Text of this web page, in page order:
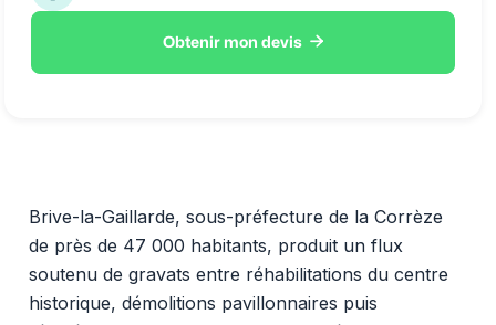
Brive-la-Gaillarde, sous-préfecture de la Corrèze
de près de 47 000 habitants, produit un flux
soutenu de gravats entre réhabilitations du centre
historique, démolitions pavillonnaires puis
Obtenir mon devis 